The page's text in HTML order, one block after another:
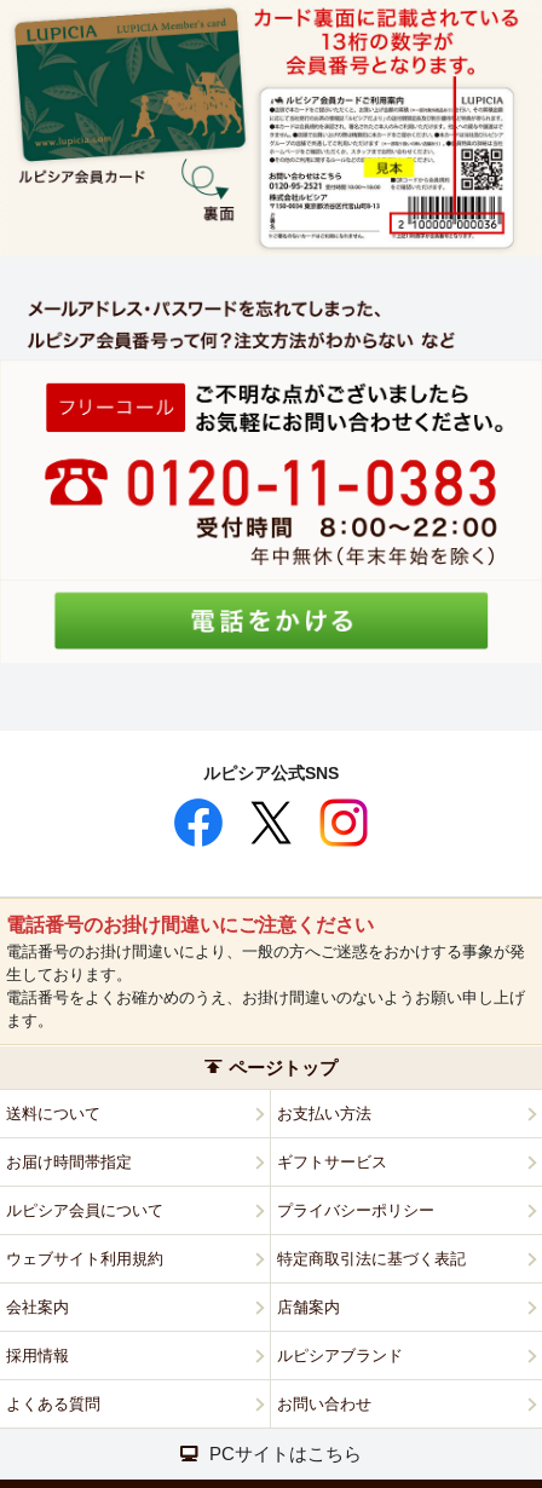
ルピシア公式SNS
電話番号のお掛け間違いにご注意ください
電話番号のお掛け間違いにより、一般の方へご迷惑をおかけする事象が発
生しております。
電話番号をよくお確かめのうえ、お掛け間違いのないようお願い申し上げ
ます。
ページトップ
送料について お支払い方法
お届け時間帯指定 ギフトサービス
ルピシア会員について プライバシーポリシー
ウェブサイト利用規約 特定商取引法に基づく表記
会社案内 店舗案内
採用情報 ルピシアブランド
よくある質問 お問い合わせ
PCサイトはこちら